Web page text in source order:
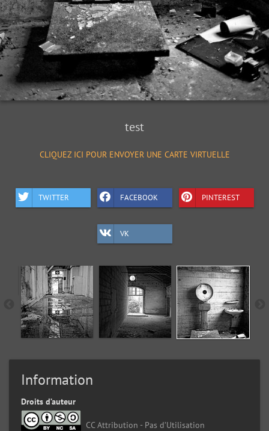
test
CLIQUEZ ICI POUR ENVOYER UNE CARTE VIRTUELLE
TWITTER FACEBOOK PINTEREST
VK
Information
Droits d’auteur
CC Attribution - Pas d’Utilisation